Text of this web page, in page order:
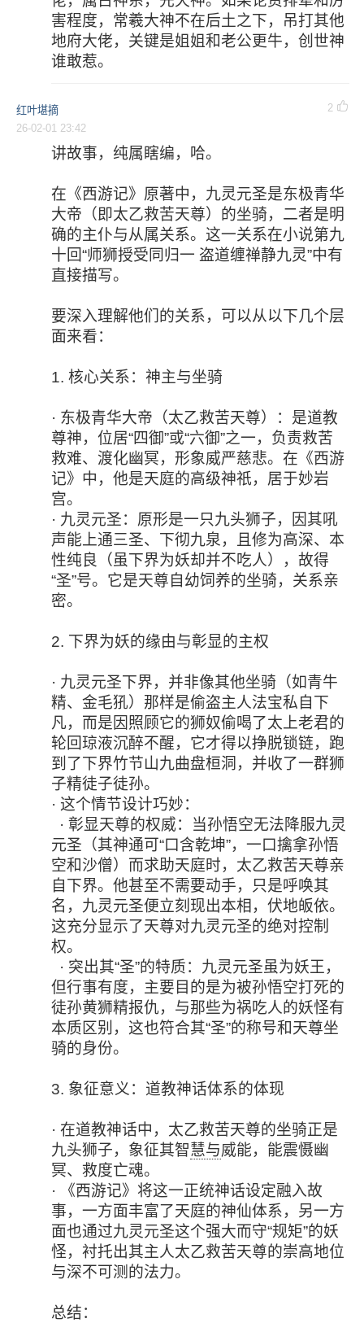
害程度，常羲大神不在后土之下，吊打其他
地府大佬，关键是姐姐和老公更牛，创世神
谁敢惹。
红叶堪摘
26-02-01 23:42
2
讲故事，纯属瞎编，哈。
在《西游记》原著中，九灵元圣是东极青华
大帝（即太乙救苦天尊）的坐骑，二者是明
确的主仆与从属关系。这一关系在小说第九
十回“师狮授受同归一 盗道缠禅静九灵”中有
直接描写。
要深入理解他们的关系，可以从以下几个层
面来看：
1. 核心关系：神主与坐骑
· 东极青华大帝（太乙救苦天尊）：是道教
尊神，位居“四御”或“六御”之一，负责救苦
救难、渡化幽冥，形象威严慈悲。在《西游
记》中，他是天庭的高级神祇，居于妙岩
宫。
· 九灵元圣：原形是一只九头狮子，因其吼
声能上通三圣、下彻九泉，且修为高深、本
性纯良（虽下界为妖却并不吃人），故得
“圣”号。它是天尊自幼饲养的坐骑，关系亲
密。
2. 下界为妖的缘由与彰显的主权
· 九灵元圣下界，并非像其他坐骑（如青牛
精、金毛犼）那样是偷盗主人法宝私自下
凡，而是因照顾它的狮奴偷喝了太上老君的
轮回琼液沉醉不醒，它才得以挣脱锁链，跑
到了下界竹节山九曲盘桓洞，并收了一群狮
子精徒子徒孙。
· 这个情节设计巧妙：
· 彰显天尊的权威：当孙悟空无法降服九灵
元圣（其神通可“口含乾坤”，一口擒拿孙悟
空和沙僧）而求助天庭时，太乙救苦天尊亲
自下界。他甚至不需要动手，只是呼唤其
名，九灵元圣便立刻现出本相，伏地皈依。
这充分显示了天尊对九灵元圣的绝对控制
权。
· 突出其“圣”的特质：九灵元圣虽为妖王，
但行事有度，主要目的是为被孙悟空打死的
徒孙黄狮精报仇，与那些为祸吃人的妖怪有
本质区别，这也符合其“圣”的称号和天尊坐
骑的身份。
3. 象征意义：道教神话体系的体现
· 在道教神话中，太乙救苦天尊的坐骑正是
九头狮子，象征其智慧与威能，能震慑幽
冥、救度亡魂。
· 《西游记》将这一正统神话设定融入故
事，一方面丰富了天庭的神仙体系，另一方
面也通过九灵元圣这个强大而守“规矩”的妖
怪，衬托出其主人太乙救苦天尊的崇高地位
与深不可测的法力。
总结：